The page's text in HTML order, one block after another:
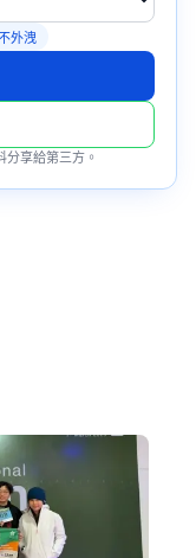
外洩
享給第三方。